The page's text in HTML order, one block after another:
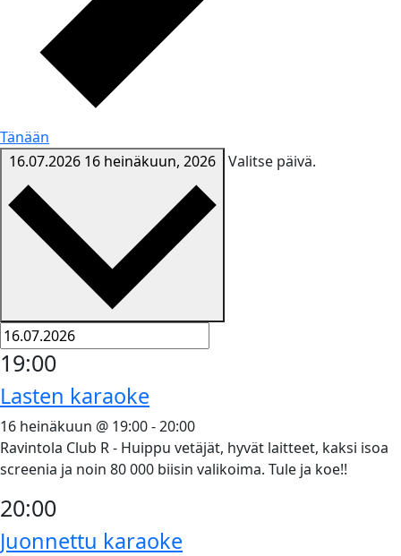
Tänään
16.07.2026 16 heinäkuun, 2026 Valitse päivä.
19:00
Lasten karaoke
16 heinäkuun @ 19:00-20:00
Ravintola Club R - Huippu vetäjät, hyvät laitteet, kaksi isoa
screenia ja noin 80 000 biisin valikoima. Tule ja koe!!
20:00
Juonnettu karaoke